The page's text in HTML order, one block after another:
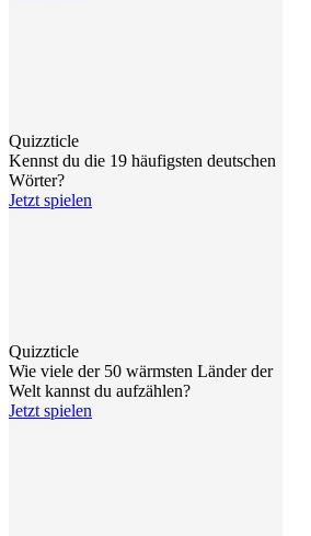
Quizzticle
Kennst du die 19 häufigsten deutschen
Wörter?
Jetzt spielen
Quizzticle
Wie viele der 50 wärmsten Länder der
Welt kannst du aufzählen?
Jetzt spielen